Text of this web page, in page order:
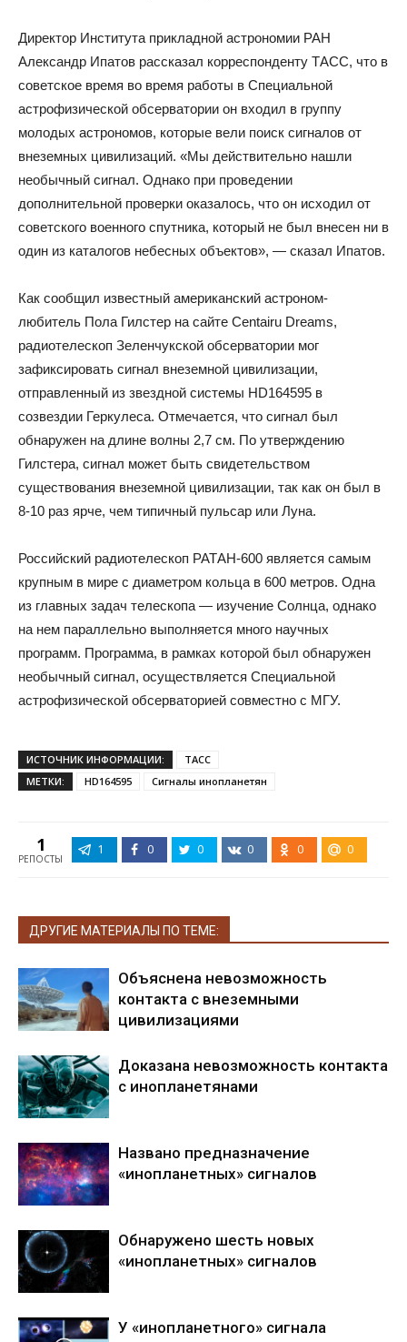
Директор Института прикладной астрономии РАН
Александр Ипатов рассказал корреспонденту ТАСС, что в
советское время во время работы в Специальной
астрофизической обсерватории он входил в группу
молодых астрономов, которые вели поиск сигналов от
внеземных цивилизаций. «Мы действительно нашли
необычный сигнал. Однако при проведении
дополнительной проверки оказалось, что он исходил от
советского военного спутника, который не был внесен ни в
один из каталогов небесных объектов», — сказал Ипатов.
Как сообщил известный американский астроном-
любитель Пола Гилстер на сайте Centairu Dreams,
радиотелескоп Зеленчукской обсерватории мог
зафиксировать сигнал внеземной цивилизации,
отправленный из звездной системы HD164595 в
созвездии Геркулеса. Отмечается, что сигнал был
обнаружен на длине волны 2,7 см. По утверждению
Гилстера, сигнал может быть свидетельством
существования внеземной цивилизации, так как он был в
8-10 раз ярче, чем типичный пульсар или Луна.
Российский радиотелескоп РАТАН-600 является самым
крупным в мире с диаметром кольца в 600 метров. Одна
из главных задач телескопа — изучение Солнца, однако
на нем параллельно выполняется много научных
программ. Программа, в рамках которой был обнаружен
необычный сигнал, осуществляется Специальной
астрофизической обсерваторией совместно с МГУ.
ИСТОЧНИК ИНФОРМАЦИИ:
ТАСС
МЕТКИ:
HD164595 Сигналы инопланетян
1
РЕПОСТЫ
1 0 0 0 0 0
ДРУГИЕ МАТЕРИАЛЫ ПО ТЕМЕ:
Объяснена невозможность
контакта с внеземными
цивилизациями
Доказана невозможность контакта
с инопланетянами
Названо предназначение
«инопланетных» сигналов
Обнаружено шесть новых
«инопланетных» сигналов
У «инопланетного» сигнала